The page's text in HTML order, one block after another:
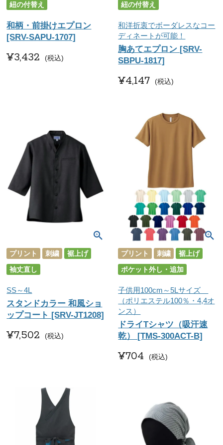
紐の付替え
和柄・前掛けエプロン
[SRV-SAPU-1707]
¥3,432 税込
紐の付替え
和洋折衷でボーダレスなコー
ディネートが可能！
胸あてエプロン [SRV-
SBPU-1817]
¥4,147 税込
プリント 刺繍
裾上げ
袖丈直し
SS～4L
スタンドカラー 和風ショ
ップコート [SRV-JT1208]
¥7,502 税込
プリント 刺繍
裾上げ
ポケット外し・追加
子供用100cm～5Lサイズ
（ポリエステル100％・4,4オ
ンス）
ドライTシャツ（吸汗速
乾） [TMS-300ACT-B]
¥704 税込